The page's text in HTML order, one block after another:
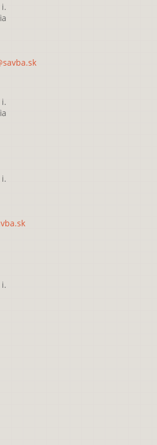
i.
i.
i.
i.